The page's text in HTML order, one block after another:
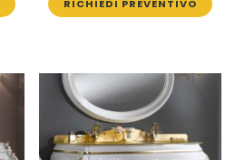
RICHIEDI PREVENTIVO